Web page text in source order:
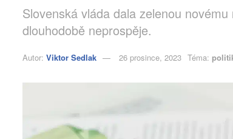
Slovenská vláda dala zelenou
dlouhodobě neprospěje.
Autor: Viktor Sedlak 26 prosince, 2023 Téma: